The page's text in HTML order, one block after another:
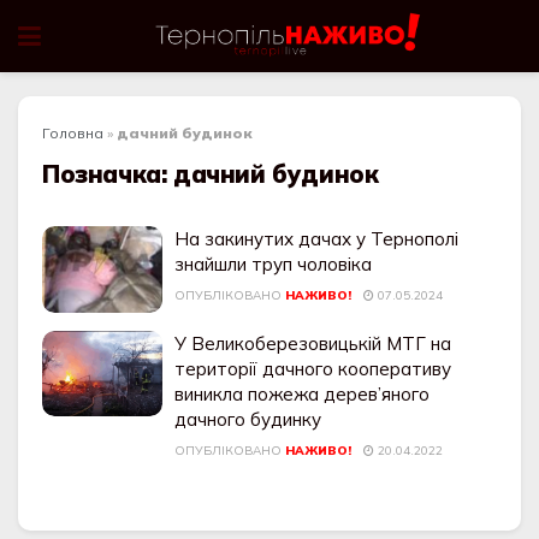
Головна » дачний будинок
Позначка: дачний будинок
На закинутих дачах у Тернополі
знайшли труп чоловіка
ОПУБЛІКОВАНО НАЖИВО! 07.05.2024
У Великоберезовицькій МТГ на
території дачного кооперативу
виникла пожежа дерев’яного
дачного будинку
ОПУБЛІКОВАНО НАЖИВО! 20.04.2022